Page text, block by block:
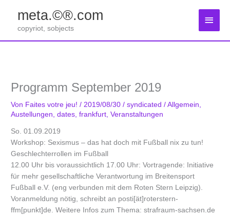
springen
meta.©®.com
copyriot, sobjects
Programm September 2019
Von Faites votre jeu!/ 2019/08/30/syndicated /Allgemein
Austellungen ,dates ,frankfurt ,Veranstaltungen
So. 01.09.2019
Workshop: Sexismus – das hat doch mit Fußball nix zu tun!
Geschlechterrollen im Fußball
12.00 Uhr bis voraussichtlich 17.00 Uhr: Vortragende: Initiative
für mehr gesellschaftliche Verantwortung im Breitensport
Fußball e.V. (eng verbunden mit dem Roten Stern Leipzig).
Voranmeldung nötig, schreibt an posti[ät]roterstern-
ffm[punkt]de. Weitere Infos zum Thema: strafraum-sachsen.de